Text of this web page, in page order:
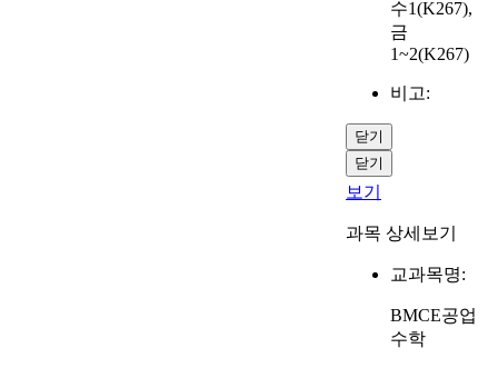
수1(K267),
금
1~2(K267)
비고:
닫기
닫기
보기
과목 상세보기
교과목명:
BMCE공업
수학